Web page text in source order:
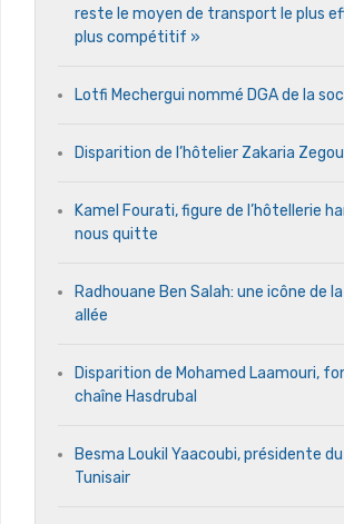
reste le moyen de transport le plus
plus compétitif »
Lotfi Mechergui nommé DGA de la
Disparition de l’hôtelier Zakaria
Kamel Fourati, figure de l’hôtellerie
nous quitte
Radhouane Ben Salah: une icône de la
allée
Disparition de Mohamed Laamouri,
chaîne Hasdrubal
Besma Loukil Yaacoubi, présidente du
Tunisair